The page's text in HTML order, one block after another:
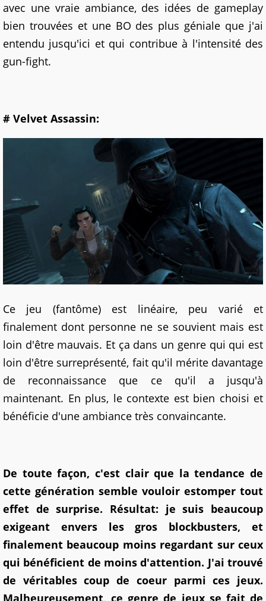
avec une vraie ambiance, des idées de gameplay
bien trouvées et une BO des plus géniale que j'ai
entendu jusqu'ici et qui contribue à l'intensité des
gun-fight.
# Velvet Assassin:
Ce jeu (fantôme) est linéaire, peu varié et
finalement dont personne ne se souvient mais est
loin d'être mauvais. Et ça dans un genre qui qui est
loin d'être surreprésenté, fait qu'il mérite davantage
de reconnaissance que ce qu'il a jusqu'à
maintenant. En plus, le contexte est bien choisi et
bénéficie d'une ambiance très convaincante.
De toute façon, c'est clair que la tendance de
cette génération semble vouloir estomper tout
effet de surprise. Résultat: je suis beaucoup
exigeant envers les gros blockbusters, et
finalement beaucoup moins regardant sur ceux
qui bénéficient de moins d'attention. J'ai trouvé
de véritables coup de coeur parmi ces jeux.
Malheureusement, ce genre de jeux se fait de